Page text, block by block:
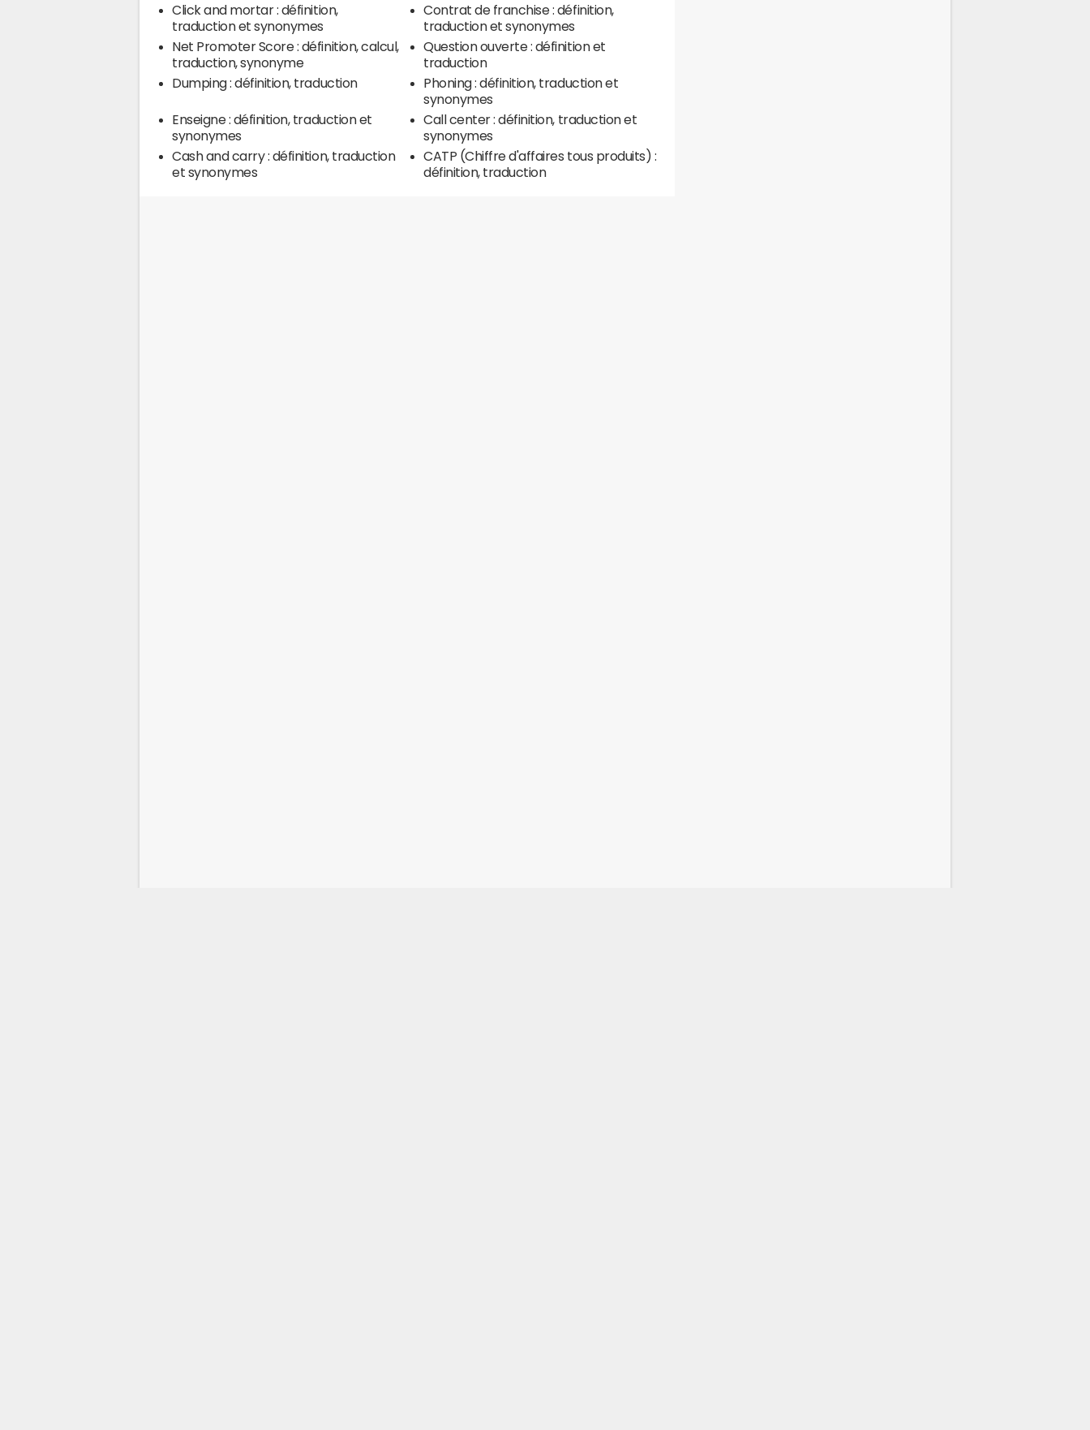
Click and mortar : définition,
traduction et synonymes
Contrat de franchise : définition,
traduction et synonymes
Net Promoter Score : définition, calcul,
traduction, synonyme
Question ouverte : définition et
traduction
Dumping : définition, traduction
Phoning : définition, traduction et
synonymes
Enseigne : définition, traduction et
synonymes
Call center : définition, traduction et
synonymes
Cash and carry : définition, traduction
et synonymes
CATP (Chiffre d'affaires tous produits) :
définition, traduction